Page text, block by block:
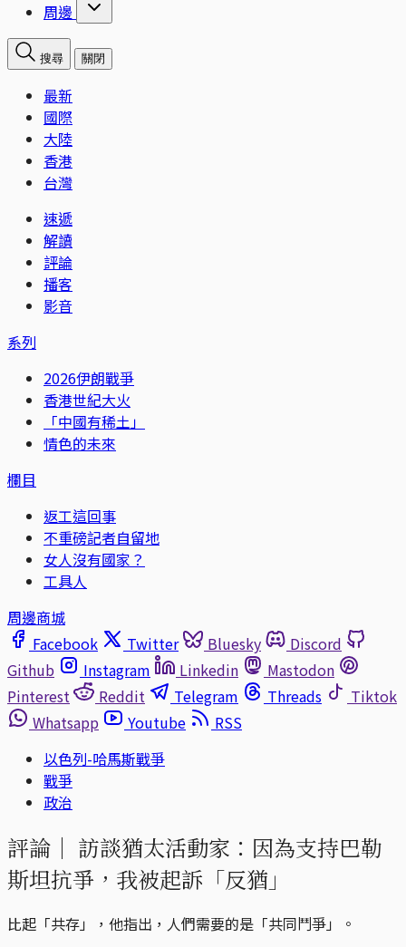
周邊
搜尋 關閉
最新
國際
大陸
香港
台灣
速遞
解讀
評論
播客
影音
系列
2026伊朗戰爭
香港世紀大火
「中國有稀土」
情色的未來
欄目
返工這回事
不重磅記者自留地
女人沒有國家？
工具人
周邊商城
Facebook
Twitter Bluesky
Discord
Github
Instagram Linkedin
Mastodon
Pinterest
Reddit Telegram Threads
Tiktok
Whatsapp
Youtube
RSS
以色列-哈馬斯戰爭
戰爭
政治
評論｜ 訪談猶太活動家：因為支持巴勒
斯坦抗爭，我被起訴「反猶」
比起「共存」，他指出，人們需要的是「共同鬥爭」。